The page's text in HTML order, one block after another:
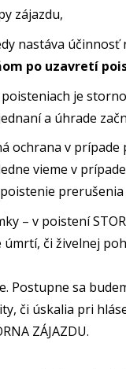
zájazdu,
nastáva
po uzavretí
je
a úhrade
ochrana v
vieme v
prerušenia
– v poistení
či živelnej
Postupne sa
či úskalia pri
ZÁJAZDU.